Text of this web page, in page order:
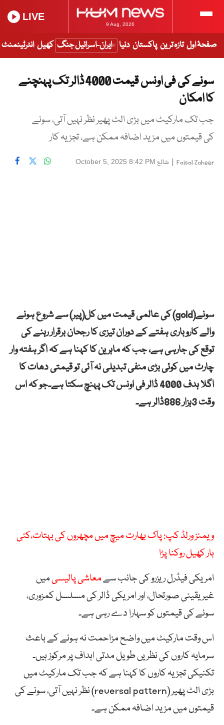
9 Aug, 2026
LIVE
صفحۂ اول تازہ ترین پاکستان دنیا ایران-اسرائیل جنگ کھیل انٹرٹینمنٹ
سونے کی فی اونس قیمت 4000 ڈالر تک پہنچنے
کا امکان
جب تک مارکیٹ میں بڑی الٹ پھیر نظر نہیں آتی، سونے
کی قیمتوں میں مزید اضافہ ممکن ہے، تجزیہ کار
Faisal Zaheer
| شائع October 5, 2025 8:42 PM
سونے(gold) کی عالمی قیمت میں کل(پیر) سے شروع ہونے
والے کاروباری ہفتے کے دوران تیزی کا رجحان برقرار رہنے کی
توقع کی جارہی ہے، جب کہ ماہرین کا کہنا ہے کہ اگر ہفتہ وار
چارٹ میں کوئی بڑی منفی تبدیلی نہ آئی تو قیمتی دھات کا
اگلا ہدف 4000 ڈالر فی اونس تک پہنچ سکتا ہے۔جو کہ اس
وقت 3ہزار 886ڈالر ہے۔
ویمنز ورلڈ کپ: پاک بھارت میچ میں مچھروں کی بہتات،کئی
بار کھیل روکنا پڑا
امریکی فیڈرل ریزرو کی جانب سےمعاشی پالیسیمیں
غیریقینی صورتحال، اور امریکی ڈالر کی مسلسل کمزوری،
سونے کی قیمتوں کو سہارا دے رہی ہے۔
اس وقت مارکیٹ میں واضح مزاحمت نہ ہونے کے باعث
سرمایہ کاروں کی نظریں طویل مدتی اہداف پر مرکوز ہیں۔
تکنیکی تجزیہ کاروں کا کہنا ہے کہ جب تک مارکیٹ میں
بڑی الٹ پھیر (reversal pattern) نظر نہیں آتی، سونے کی
قیمتوں میں مزید اضافہ ممکن ہے۔